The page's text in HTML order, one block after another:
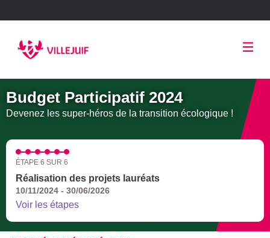
Budget Participatif 2024
Devenez les super-héros de la transition écologique !
ÉTAPE 6 SUR 6
Réalisation des projets lauréats
10/11/2024 - 30/06/2026
Voir les étapes